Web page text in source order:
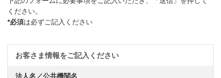
ください。
*必須は必ずご記入ください
法人名／公共機関名